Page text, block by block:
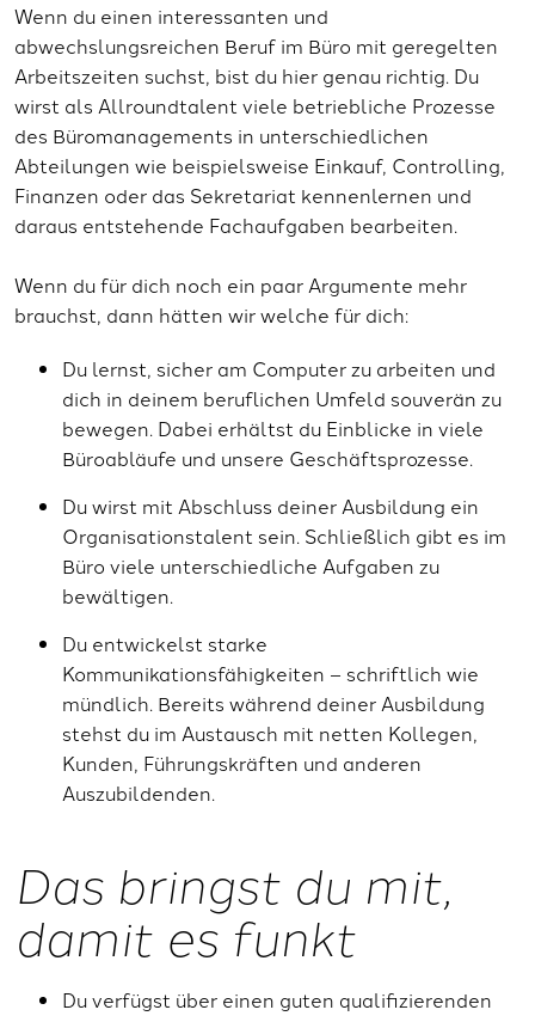
Wenn du einen interessanten und
abwechslungsreichen Beruf im Büro mit geregelten
Arbeitszeiten suchst, bist du hier genau richtig. Du
wirst als Allroundtalent viele betriebliche Prozesse
des Büromanagements in unterschiedlichen
Abteilungen wie beispielsweise Einkauf, Controlling,
Finanzen oder das Sekretariat kennenlernen und
daraus entstehende Fachaufgaben bearbeiten.
Wenn du für dich noch ein paar Argumente mehr
brauchst, dann hätten wir welche für dich:
Du lernst, sicher am Computer zu arbeiten und
dich in deinem beruflichen Umfeld souverän zu
bewegen. Dabei erhältst du Einblicke in viele
Büroabläufe und unsere Geschäftsprozesse.
Du wirst mit Abschluss deiner Ausbildung ein
Organisationstalent sein. Schließlich gibt es im
Büro viele unterschiedliche Aufgaben zu
bewältigen.
Du entwickelst starke
Kommunikationsfähigkeiten – schriftlich wie
mündlich. Bereits während deiner Ausbildung
stehst du im Austausch mit netten Kollegen,
Kunden, Führungskräften und anderen
Auszubildenden.
Das bringst du mit,
damit es funkt
Du verfügst über einen guten qualifizierenden